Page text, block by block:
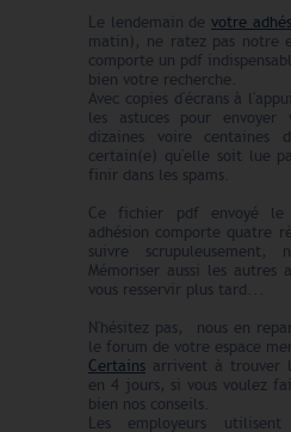
Le lendemain devotre
matin), ne ratez pas notre
comporte un pdf
bien votre recherche.
Avec copies d'écrans à
les astuces pour envoyer
dizaines voire centaines
certain(e) qu'elle soit lue
finir dans les spams.
Ce fichier pdf envoyé le
adhésion comporte quatre
suivre
Mémoriser aussi les autres
vous resservir plus tard...
N'hésitez pas, nous en
le forum de votre espace
Certains arrivent à trouver
en 4 jours, si vous voulez
bien nos conseils.
Les employeurs